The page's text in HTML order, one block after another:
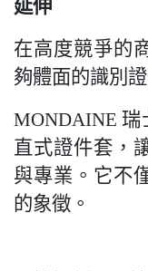
延伸
在高度競爭的
夠體面的識別
MONDAINE 瑞
直式證件套，
與專業。它不
的象徵。